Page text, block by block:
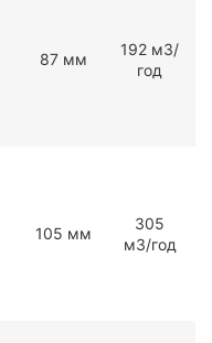
87 мм
192 мЗ/
год
105 мм
305
мЗ/год